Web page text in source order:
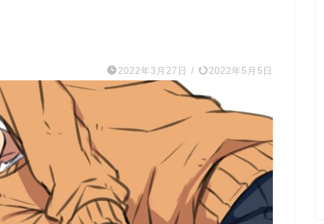
2022年3月27日 / 2022年5月5日